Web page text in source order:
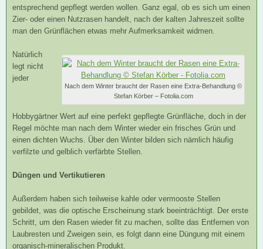
entsprechend gepflegt werden wollen. Ganz egal, ob es sich um einen
Zier- oder einen Nutzrasen handelt, nach der kalten Jahreszeit sollte
man den Grünflächen etwas mehr Aufmerksamkeit widmen.
Nach dem Winter braucht der Rasen eine Extra-Behandlung ©
Stefan Körber – Fotolia.com
Natürlich
legt nicht
jeder
Hobbygärtner Wert auf eine perfekt gepflegte Grünfläche, doch in der
Regel möchte man nach dem Winter wieder ein frisches Grün und
einen dichten Wuchs. Über den Winter bilden sich nämlich häufig
verfilzte und gelblich verfärbte Stellen.
Düngen und Vertikutieren
Außerdem haben sich teilweise kahle oder vermooste Stellen
gebildet, was die optische Erscheinung stark beeinträchtigt. Der erste
Schritt, um den Rasen wieder fit zu machen, sollte das Entfernen von
Laubresten und Zweigen sein, es folgt dann eine Düngung mit einem
organisch-mineralischen Produkt.